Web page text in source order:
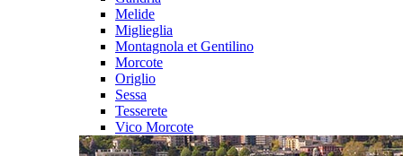
Melide
Miglieglia
Montagnola et Gentilino
Morcote
Origlio
Sessa
Tesserete
Vico Morcote